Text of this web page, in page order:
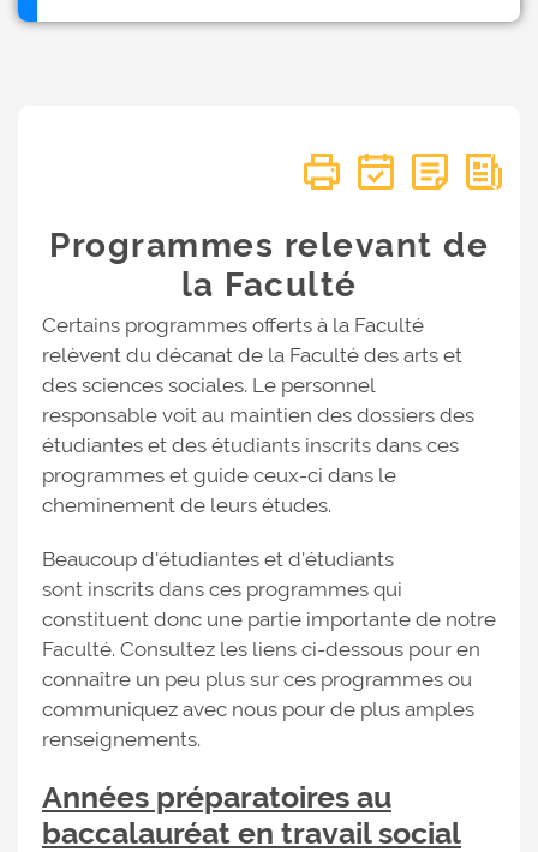
Programmes relevant de
la Faculté
Certains programmes offerts à la Faculté
relèvent du décanat de la Faculté des arts et
des sciences sociales. Le personnel
responsable voit au maintien des dossiers des
étudiantes et des étudiants inscrits dans ces
programmes et guide ceux-ci dans le
cheminement de leurs études.
Beaucoup d'étudiantes et d'étudiants
sont inscrits dans ces programmes qui
constituent donc une partie importante de notre
Faculté. Consultez les liens ci-dessous pour en
connaître un peu plus sur ces programmes ou
communiquez avec nous pour de plus amples
renseignements.
Années préparatoires au
baccalauréat en travail social